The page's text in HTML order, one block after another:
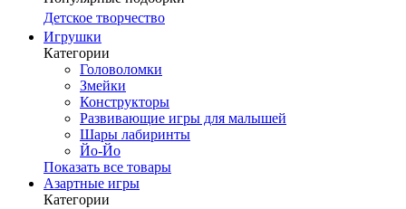
Детское творчество
Игрушки
Категории
Головоломки
Змейки
Конструкторы
Развивающие игры для малышей
Шары лабиринты
Йо-Йо
Показать все товары
Азартные игры
Категории